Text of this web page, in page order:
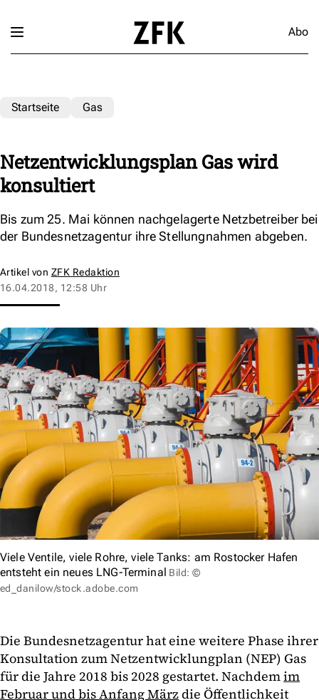
Abo
Startseite Gas
Netzentwicklungsplan Gas wird
konsultiert
Bis zum 25. Mai können nachgelagerte Netzbetreiber bei
der Bundesnetzagentur ihre Stellungnahmen abgeben.
Artikel von ZFK Redaktion
16.04.2018, 12:58 Uhr
Viele Ventile, viele Rohre, viele Tanks: am Rostocker Hafen
entsteht ein neues LNG-Terminal Bild: ©
ed_danilow/stock.adobe.com
Die Bundesnetzagentur hat eine weitere Phase ihrer
Konsultation zum Netzentwicklungplan (NEP) Gas
für die Jahre 2018 bis 2028 gestartet. Nachdemim
Februar und bis Anfang Märzdie Öffentlichkeit